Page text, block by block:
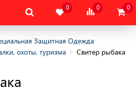
0 0 0
Защитная Одежда
охоты, туризма
Свитер рыбака